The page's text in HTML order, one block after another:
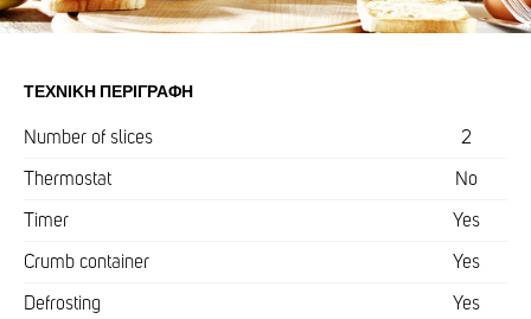
ΤΕΧΝΙΚΉ ΠΕΡΙΓΡΑΦΉ
Number of slices 2
Thermostat No
Timer Yes
Crumb container Yes
Defrosting Yes